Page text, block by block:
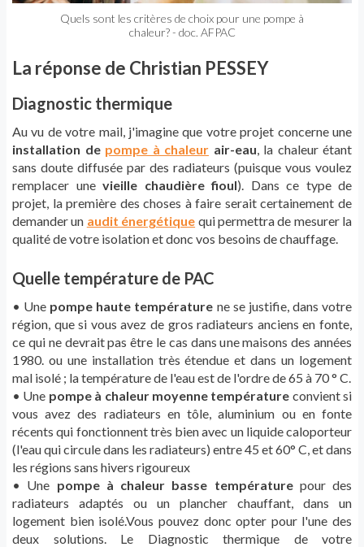
Quels sont les critères de choix pour une pompe à
chaleur? - doc. AFPAC
La réponse de Christian PESSEY
Diagnostic thermique
Au vu de votre mail, j'imagine que votre projet concerne une
installation de pompe à chaleur air-eau , la chaleur étant
sans doute diffusée par des radiateurs (puisque vous voulez
remplacer une vieille chaudière fioul). Dans ce type de
projet, la première des choses à faire serait certainement de
demander un audit énergétique qui permettra de mesurer la
qualité de votre isolation et donc vos besoins de chauffage.
Quelle température de PAC
• Une pompe haute température ne se justifie, dans votre
région, que si vous avez de gros radiateurs anciens en fonte,
ce qui ne devrait pas être le cas dans une maisons des années
1980. ou une installation très étendue et dans un logement
mal isolé ; la température de l'eau est de l'ordre de 65 à 70 ° C.
• Une pompe à chaleur moyenne température convient si
vous avez des radiateurs en tôle, aluminium ou en fonte
récents qui fonctionnent très bien avec un liquide caloporteur
(l'eau qui circule dans les radiateurs) entre 45 et 60° C, et dans
les régions sans hivers rigoureux
• Une pompe à chaleur basse températurepour des
radiateurs adaptés ou un plancher chauffant, dans un
logement bien isolé.Vous pouvez donc opter pour l'une des
deux solutions. Le Diagnostic thermique de votre